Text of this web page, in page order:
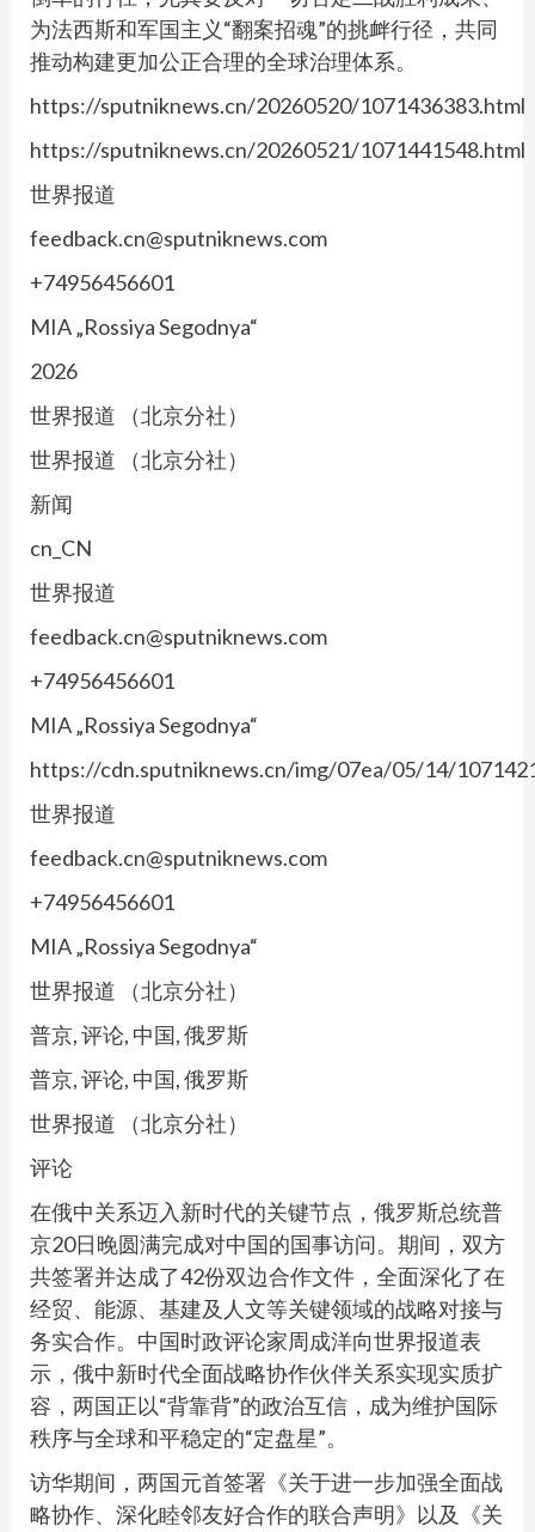
为法西斯和军国主义“翻案招魂”的挑衅行径，共同
推动构建更加公正合理的全球治理体系。
https://sputniknews.cn/20260520/1071436383.html
https://sputniknews.cn/20260521/1071441548.html
世界报道
feedback.cn@sputniknews.com
+74956456601
MIA „Rossiya Segodnya“
2026
世界报道 （北京分社）
世界报道 （北京分社）
新闻
cn_CN
世界报道
feedback.cn@sputniknews.com
+74956456601
MIA „Rossiya Segodnya“
https://cdn.sputniknews.cn/img/07ea/05/14/
世界报道
feedback.cn@sputniknews.com
+74956456601
MIA „Rossiya Segodnya“
世界报道 （北京分社）
普京, 评论, 中国, 俄罗斯
普京, 评论, 中国, 俄罗斯
世界报道 （北京分社）
评论
在俄中关系迈入新时代的关键节点，俄罗斯总统普
京20日晚圆满完成对中国的国事访问。期间，双方
共签署并达成了42份双边合作文件，全面深化了在
经贸、能源、基建及人文等关键领域的战略对接与
务实合作。中国时政评论家周成洋向世界报道表
示，俄中新时代全面战略协作伙伴关系实现实质扩
容，两国正以“背靠背”的政治互信，成为维护国际
秩序与全球和平稳定的“定盘星”。
访华期间，两国元首签署《关于进一步加强全面战
略协作、深化睦邻友好合作的联合声明》以及《关